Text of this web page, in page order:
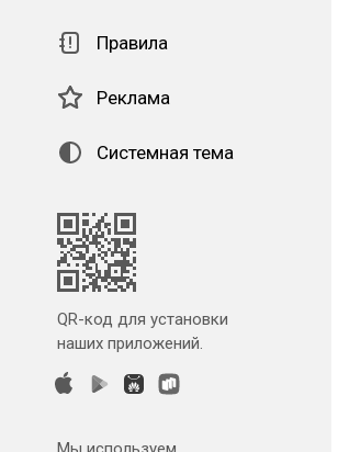
Правила
Реклама
Системная тема
QR-код для установки
наших приложений.